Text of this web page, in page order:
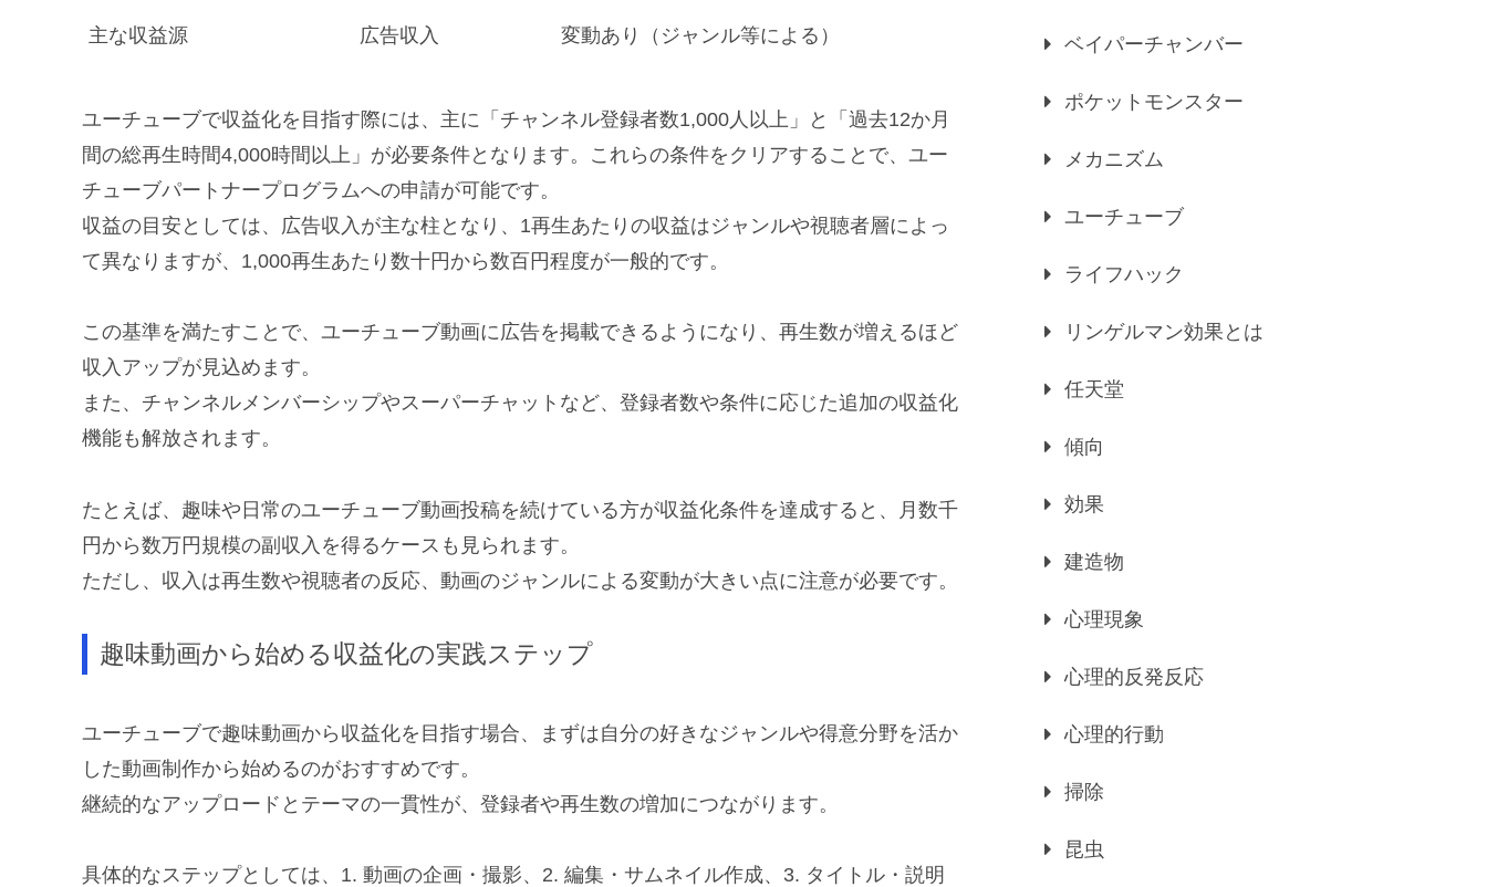
主な収益源 広告収入 変動あり（ジャンル等による）
ユーチューブで収益化を目指す際には、主に「チャンネル登録者数1,000人以上」と「過去12か月
間の総再生時間4,000時間以上」が必要条件となります。これらの条件をクリアすることで、ユー
チューブパートナープログラムへの申請が可能です。
収益の目安としては、広告収入が主な柱となり、1再生あたりの収益はジャンルや視聴者層によっ
て異なりますが、1,000再生あたり数十円から数百円程度が一般的です。
この基準を満たすことで、ユーチューブ動画に広告を掲載できるようになり、再生数が増えるほど
収入アップが見込めます。
また、チャンネルメンバーシップやスーパーチャットなど、登録者数や条件に応じた追加の収益化
機能も解放されます。
たとえば、趣味や日常のユーチューブ動画投稿を続けている方が収益化条件を達成すると、月数千
円から数万円規模の副収入を得るケースも見られます。
ただし、収入は再生数や視聴者の反応、動画のジャンルによる変動が大きい点に注意が必要です。
趣味動画から始める収益化の実践ステップ
ユーチューブで趣味動画から収益化を目指す場合、まずは自分の好きなジャンルや得意分野を活か
した動画制作から始めるのがおすすめです。
継続的なアップロードとテーマの一貫性が、登録者や再生数の増加につながります。
具体的なステップとしては、1. 動画の企画・撮影、2. 編集・サムネイル作成、3. タイトル・説明
ベイパーチャンバー
ポケットモンスター
メカニズム
ユーチューブ
ライフハック
リンゲルマン効果とは
任天堂
傾向
効果
建造物
心理現象
心理的反発反応
心理的行動
掃除
昆虫